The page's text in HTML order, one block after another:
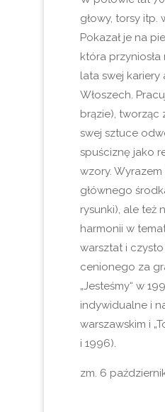
głowy, torsy
Pokazał je na
która
lata swej kariery
Włoszech.
brązie), tworząc
swej sztuce
spuściznę jako
wzory.
głównego
rysunki), ale też
harmonii w
warsztat i
cenionego za
„Jesteśmy“ w
indywidualne i
warszawskim i
i 1996).
zm. 6